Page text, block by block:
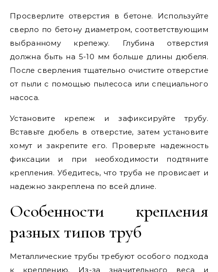
Просверлите отверстия в бетоне. Используйте
сверло по бетону диаметром, соответствующим
выбранному крепежу. Глубина отверстия
должна быть на 5-10 мм больше длины дюбеля.
После сверления тщательно очистите отверстие
от пыли с помощью пылесоса или специального
насоса.
Установите крепеж и зафиксируйте трубу.
Вставьте дюбель в отверстие, затем установите
хомут и закрепите его. Проверьте надежность
фиксации и при необходимости подтяните
крепления. Убедитесь, что труба не провисает и
надежно закреплена по всей длине.
Особенности крепления
разных типов труб
Металлические трубы требуют особого подхода
к креплению. Из-за значительного веса и